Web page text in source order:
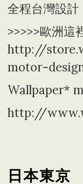
全程台灣設計
>>>>>歐洲這
http://
motor-
Wallpaper*
http://
日本東京